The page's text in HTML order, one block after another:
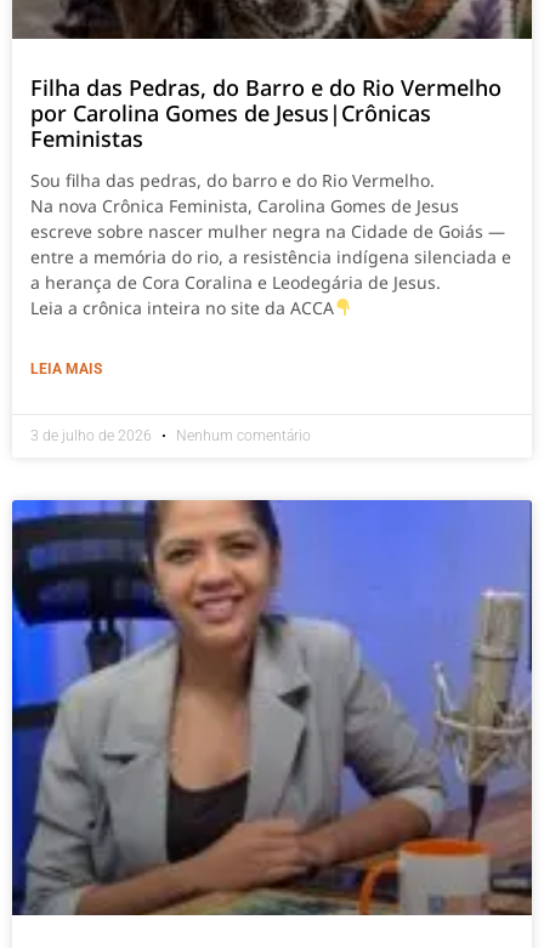
Filha das Pedras, do Barro e do Rio Vermelho
por Carolina Gomes de Jesus|Crônicas
Feministas
Sou filha das pedras, do barro e do Rio Vermelho.
Na nova Crônica Feminista, Carolina Gomes de Jesus
escreve sobre nascer mulher negra na Cidade de Goiás —
entre a memória do rio, a resistência indígena silenciada e
a herança de Cora Coralina e Leodegária de Jesus.
Leia a crônica inteira no site da ACCA
LEIA MAIS
3 de julho de 2026 Nenhum comentário